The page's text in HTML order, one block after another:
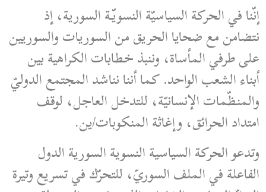
إنّنا في الحركة السياسيّة النسويّة السورية، إذ
نتضامن مع ضحايا الحريق من السوريات والسوريين
على طرفي المأساة، وننبذ خطابات الكراهية بين
أبناء الشعب الواحد. كما أننا نناشد المجتمع الدوليّ
والمنظّمات الإنسانيّة، للتدخل العاجل، لوقف
امتداد الحرائق، وإغاثة المنكوبات/ين.
وتدعو الحركة السياسية النسوية السورية الدول
الفاعلة في الملف السوريّ، للتحرّك في تسريع وتيرة